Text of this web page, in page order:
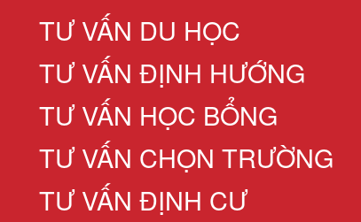
TƯ VẤN DU HỌC
TƯ VẤN ĐỊNH HƯỚNG
TƯ VẤN HỌC BỔNG
TƯ VẤN CHỌN TRƯỜNG
TƯ VẤN ĐỊNH CƯ